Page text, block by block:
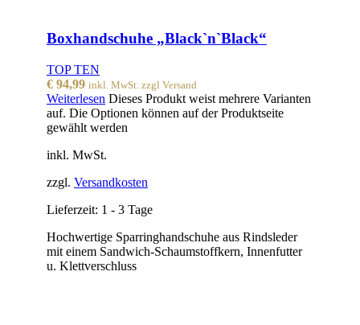
Boxhandschuhe „Black`n`Black“
TOP TEN
€ 94,99 inkl. MwSt. zzgl Versand
Weiterlesen Dieses Produkt weist mehrere Varianten
auf. Die Optionen können auf der Produktseite
gewählt werden
inkl. MwSt.
zzgl. Versandkosten
Lieferzeit: 1 - 3 Tage
Hochwertige Sparringhandschuhe aus Rindsleder
mit einem Sandwich-Schaumstoffkern, Innenfutter
u. Klettverschluss